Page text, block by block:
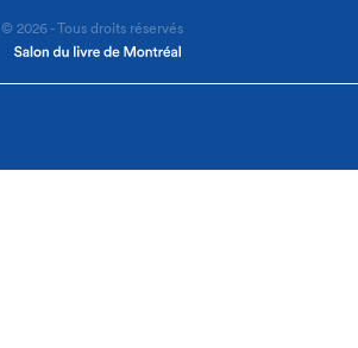
© 2026 - Tous droits réservés